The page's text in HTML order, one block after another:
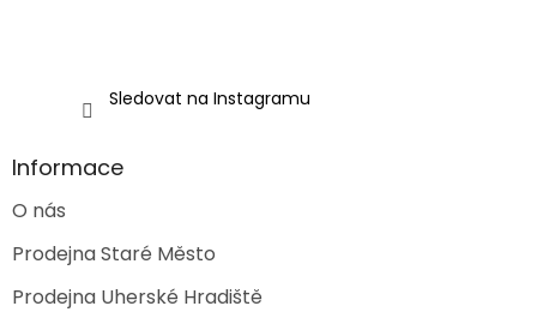
Sledovat na Instagramu
Informace
O nás
Prodejna Staré Město
Prodejna Uherské Hradiště